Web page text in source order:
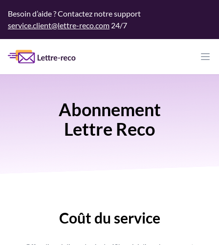
Besoin d’aide ? Contactez notre support
service.client@lettre-reco.com 24/7
Abonnement
Lettre Reco
Coût du service